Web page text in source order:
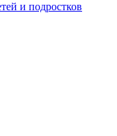
и подростков